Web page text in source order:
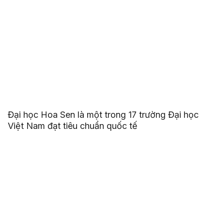
Đại học Hoa Sen là một trong 17 trường Đại học
Việt Nam đạt tiêu chuẩn quốc tế